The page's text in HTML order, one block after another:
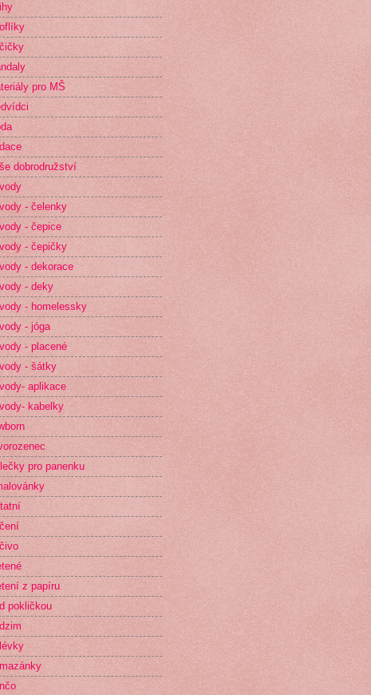
pro MŠ
dobrodružství
- čelenky
- čepice
- čepičky
- dekorace
- deky
- homelessky
- jóga
- placené
- šátky
aplikace
kabelky
pro panenku
z papíru
pokličkou